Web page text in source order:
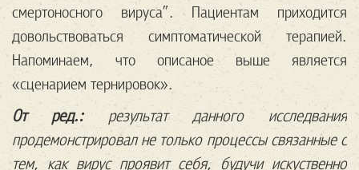
смертоносного вируса”. Пациентам приходится
довольствоваться симптоматической терапией.
Напоминаем, что описаное выше является
«сценарием тернировок».
От ред.:результат данного исследвания
продемонстрировал не только процессы связанные с
тем, как вирус проявит себя, будучи искуственно